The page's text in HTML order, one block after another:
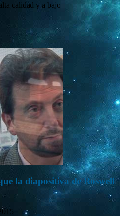
calidad y a bajo
la diapositiva de Roswell